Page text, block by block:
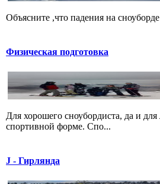
Объясните ,что падения на
Физическая подготовка
Для хорошего сноубордиста, да и
спортивной форме. Спо...
J - Гирлянда